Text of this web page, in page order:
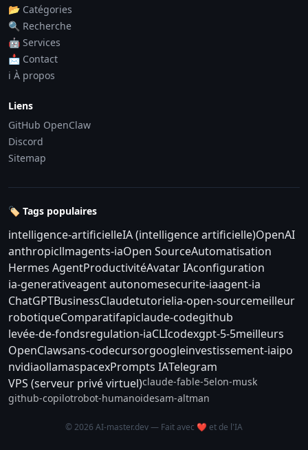
📂 Catégories
🔍 Recherche
🤖 Services
📩 Contact
ℹ️ À propos
Liens
GitHub OpenClaw
Discord
Sitemap
🏷️ Tags populaires
intelligence-artificielleIA (intelligence artificielle)OpenAI
anthropicllmagents-iaOpen SourceAutomatisation
Hermes AgentProductivitéAvatar IAconfiguration
ia-generativeagent autonomesecurite-iaagent-ia
ChatGPTBusinessClaudetutorielia-open-sourcemeilleur
robotiqueComparatifapiclaude-codegithub
levée-de-fondsregulation-iaCLIcodexgpt-5-5meilleurs
OpenClawsans-codecursorgoogleinvestissement-iaipo
nvidiaollamaspacexPrompts IATelegram
VPS (serveur privé virtuel)claude-fable-5elon-musk
github-copilotrobot-humanoidesam-altman
© 2026 AI-master.dev — Fait avec ❤️ et de l'IA